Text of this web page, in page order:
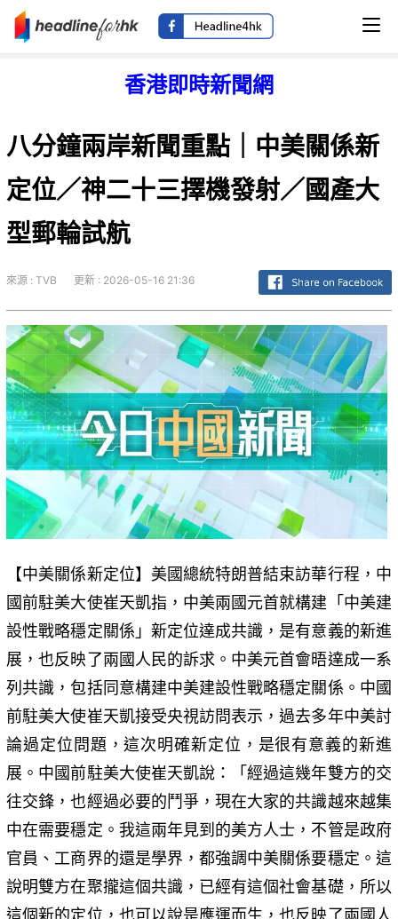
香港即時新聞網
八分鐘兩岸新聞重點｜中美關係新
定位／神二十三擇機發射／國產大
型郵輪試航
來源 : TVB 更新 : 2026-05-16 21:36
【中美關係新定位】美國總統特朗普結束訪華行程，中
國前駐美大使崔天凱指，中美兩國元首就構建「中美建
設性戰略穩定關係」新定位達成共識，是有意義的新進
展，也反映了兩國人民的訴求。中美元首會晤達成一系
列共識，包括同意構建中美建設性戰略穩定關係。中國
前駐美大使崔天凱接受央視訪問表示，過去多年中美討
論過定位問題，這次明確新定位，是很有意義的新進
展。中國前駐美大使崔天凱說：「經過這幾年雙方的交
往交鋒，也經過必要的鬥爭，現在大家的共識越來越集
中在需要穩定。我這兩年見到的美方人士，不管是政府
官員、工商界的還是學界，都強調中美關係要穩定。這
說明雙方在聚攏這個共識，已經有這個社會基礎，所以
這個新的定位，也可以說是應運而生，也反映了兩國人